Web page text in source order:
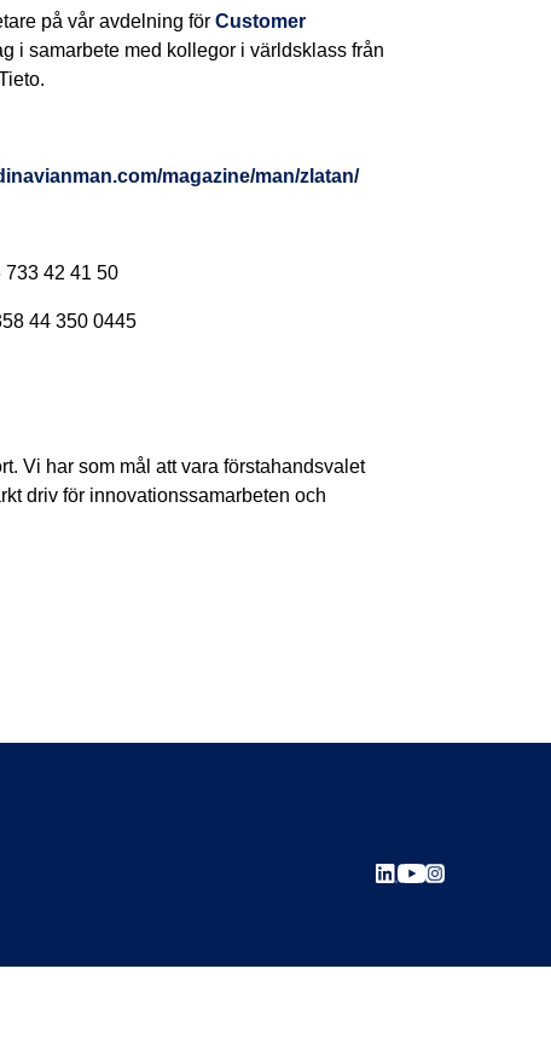
på vår avdelning för Customer
i samarbete med kollegor i världsklass från
magazine/man/zlatan/
733 42 41 50
44 350 0445
Vi har som mål att vara förstahandsvalet
driv för innovationssamarbeten och